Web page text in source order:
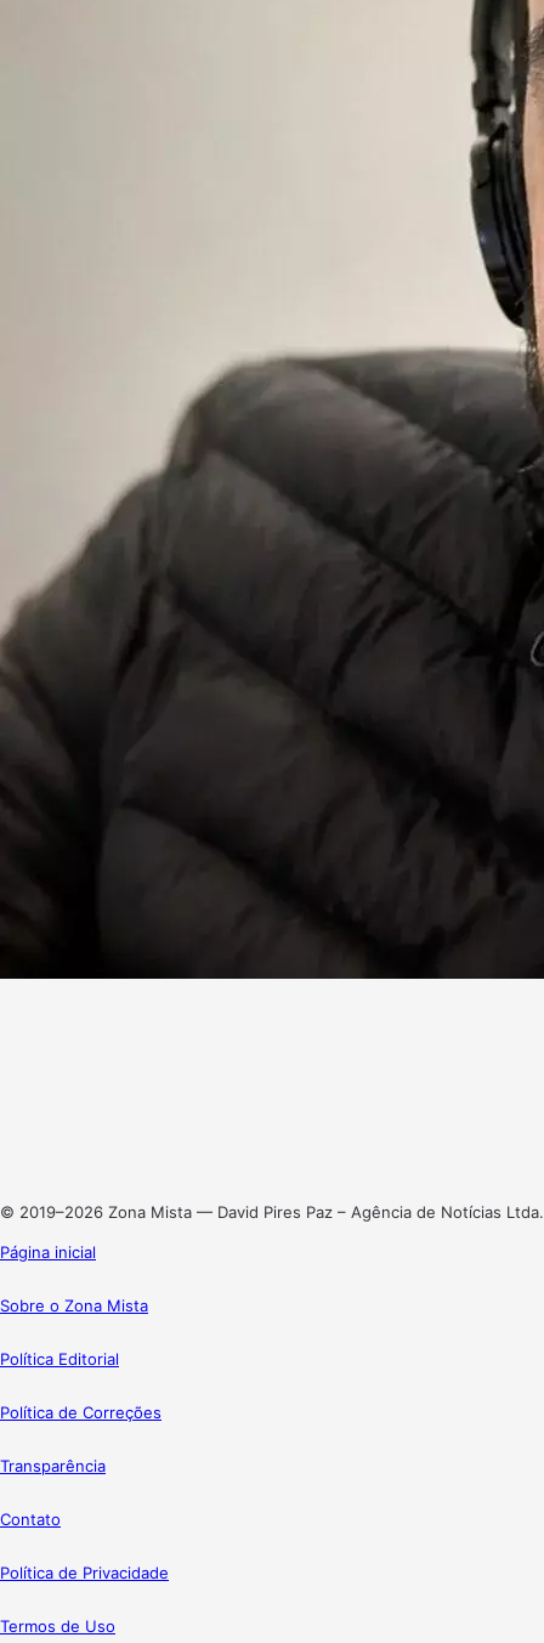
© 2019–2026 Zona Mista — David Pires Paz – Agência de Notícias Ltda.
Página inicial
Sobre o Zona Mista
Política Editorial
Política de Correções
Transparência
Contato
Política de Privacidade
Termos de Uso